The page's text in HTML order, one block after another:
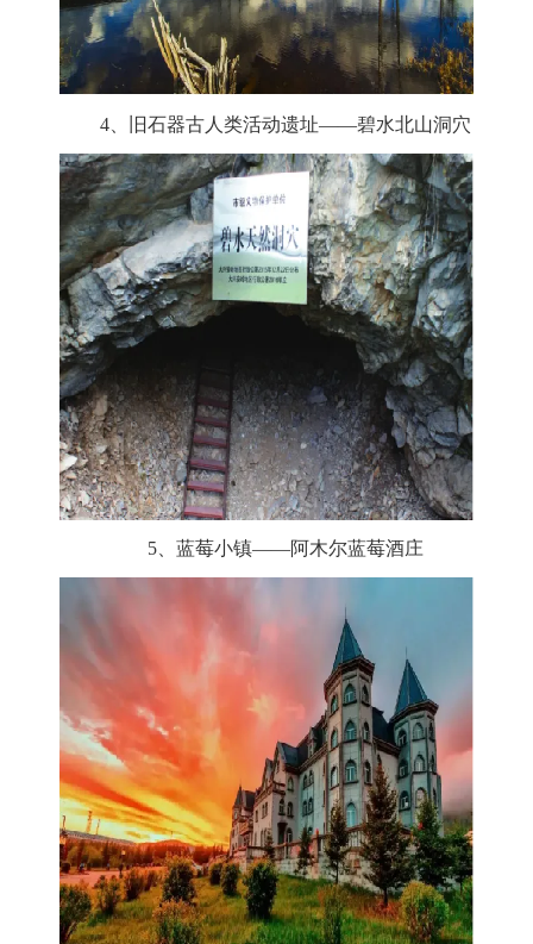
4、旧石器古人类活动遗址——碧水北山洞穴
5、蓝莓小镇——阿木尔蓝莓酒庄